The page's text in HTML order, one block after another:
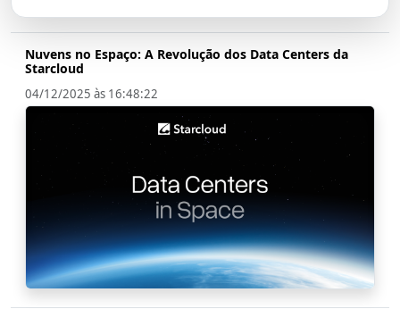
Nuvens no Espaço: A Revolução dos Data Centers da
Starcloud
04/12/2025 às 16:48:22